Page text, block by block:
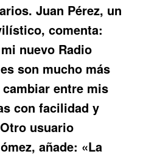
Juan Pérez, un
comenta:
nuevo Radio
son mucho más
entre mis
con facilidad y
usuario
añade: «La